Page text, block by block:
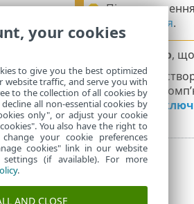
Після
виключення.
Готово,
Переглянути всі
застосовано до
Застосовані
your cookies
to give you the best optimized
website traffic, and serve you with
to the collection of all cookies by
all non-essential cookies by
only", or adjust your cookie
You also have the right to
your cookie preferences
cookies" link in our website
(if available). For more
.
AND CLOSE